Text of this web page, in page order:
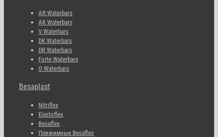
AR Waterbars
AK Waterbars
V Waterbars
DK Waterbars
DR Waterbars
Forte Waterbars
O Waterbars
Besaplast
Nitriflex
Elastoflex
Besaflex
Прижимные Besaflex